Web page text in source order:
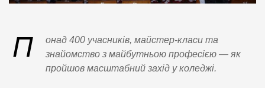
П
онад 400 учасників, майстер-класи та
знайомство з майбутньою професією — як
пройшов масштабний захід у коледжі.